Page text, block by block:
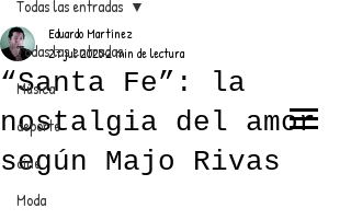
EL TRENDY TOP
CON EDDY MARTINEZ
Todas las entradas
Música
deporte
cine
Moda
Todas las entradas
“Santa Fe”: la
nostalgia del amor
según Majo Rivas
Eduardo Martínez
27 jul 20252 min de lectura